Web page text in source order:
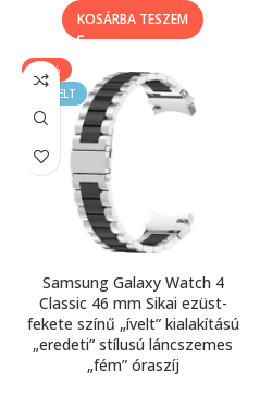
KOSÁRBA TESZEM
-33%
KIEMELT
Samsung Galaxy Watch 4
Classic 46 mm Sikai ezüst-
fekete színű „ívelt” kialakítású
„eredeti” stílusú láncszemes
„fém” óraszíj